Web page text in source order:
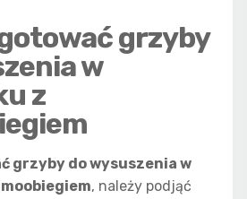
grzyby
w
z
grzyby do wysuszenia w
, należy podjąć